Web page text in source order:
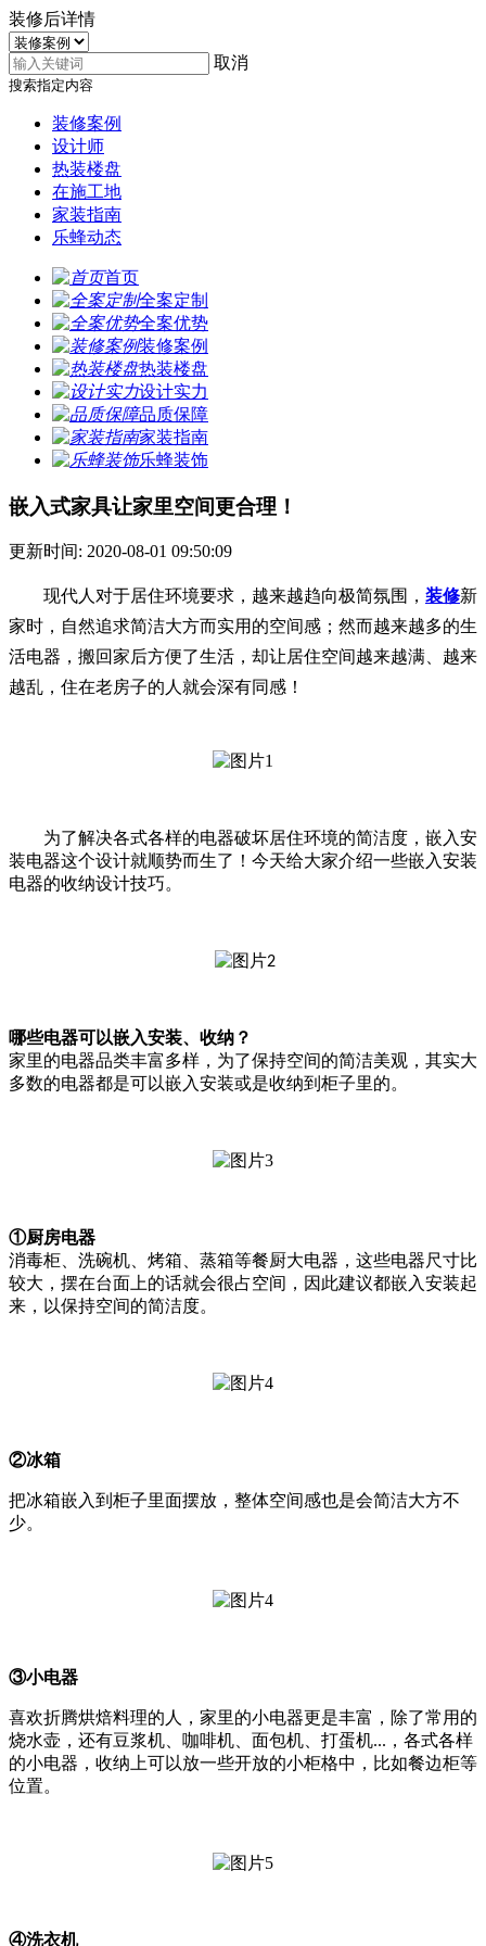
装修后详情
取消
搜索指定内容
装修案例
设计师
热装楼盘
在施工地
家装指南
乐蜂动态
首页
全案定制
全案优势
装修案例
热装楼盘
设计实力
品质保障
家装指南
乐蜂装饰
嵌入式家具让家里空间更合理！
更新时间: 2020-08-01 09:50:09
现代人对于居住环境要求，越来越趋向极简氛围， 装修新
家时，自然追求简洁大方而实用的空间感；然而越来越多的生
活电器，搬回家后方便了生活，却让居住空间越来越满、越来
越乱，住在老房子的人就会深有同感！
为了解决各式各样的电器破坏居住环境的简洁度，嵌入安
装电器这个设计就顺势而生了！今天给大家介绍一些嵌入安装
电器的收纳设计技巧。
哪些电器可以嵌入安装、收纳？
家里的电器品类丰富多样，为了保持空间的简洁美观，其实大
多数的电器都是可以嵌入安装或是收纳到柜子里的。
①厨房电器
消毒柜、洗碗机、烤箱、蒸箱等餐厨大电器，这些电器尺寸比
较大，摆在台面上的话就会很占空间，因此建议都嵌入安装起
来，以保持空间的简洁度。
②冰箱
把冰箱嵌入到柜子里面摆放，整体空间感也是会简洁大方不
少。
③小电器
喜欢折腾烘焙料理的人，家里的小电器更是丰富，除了常用的
烧水壶，还有豆浆机、咖啡机、面包机、打蛋机...，各式各样
的小电器，收纳上可以放一些开放的小柜格中，比如餐边柜等
位置。
④洗衣机